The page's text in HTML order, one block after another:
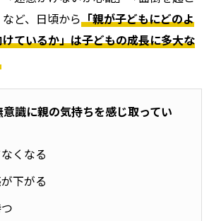
ど、日頃から「親が子どもにどのよ
ているか」は子どもの成長に多大な
意識に親の気持ちを感じ取ってい
くなる
下がる